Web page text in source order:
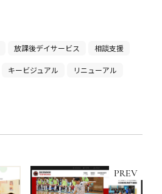
放課後デイサービス 相談支援
キービジュアル リニューアル
PREV